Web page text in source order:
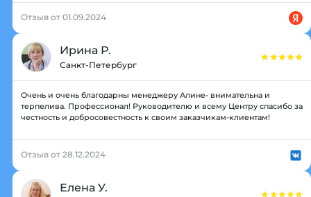
Отзыв от 01.09.2024
Ирина Р.
Санкт-Петербург
Очень и очень благодарны менеджеру Алине- внимательна и
терпелива. Профессионал! Руководителю и всему Центру спасибо за
честность и добросовестность к своим заказчикам-клиентам!
Отзыв от 28.12.2024
Елена У.